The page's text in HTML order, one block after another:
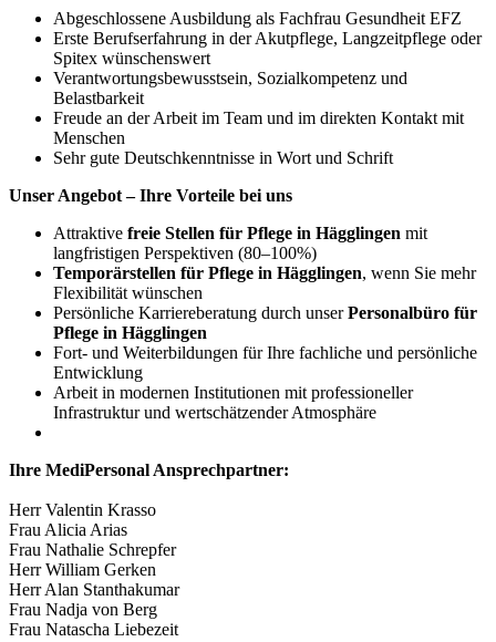
Abgeschlossene Ausbildung als Fachfrau Gesundheit EFZ
Erste Berufserfahrung in der Akutpflege, Langzeitpflege oder
Spitex wünschenswert
Verantwortungsbewusstsein, Sozialkompetenz und
Belastbarkeit
Freude an der Arbeit im Team und im direkten Kontakt mit
Menschen
Sehr gute Deutschkenntnisse in Wort und Schrift
Unser Angebot – Ihre Vorteile bei uns
Attraktive freie Stellen für Pflege in Hägglingen mit
langfristigen Perspektiven (80–100%)
Temporärstellen für Pflege in Hägglingen, wenn Sie mehr
Flexibilität wünschen
Persönliche Karriereberatung durch unserPersonalbüro für
Pflege in Hägglingen
Fort- und Weiterbildungen für Ihre fachliche und persönliche
Entwicklung
Arbeit in modernen Institutionen mit professioneller
Infrastruktur und wertschätzender Atmosphäre
Ihre MediPersonal Ansprechpartner:
Herr Valentin Krasso
Frau Alicia Arias
Frau Nathalie Schrepfer
Herr William Gerken
Herr Alan Stanthakumar
Frau Nadja von Berg
Frau Natascha Liebezeit